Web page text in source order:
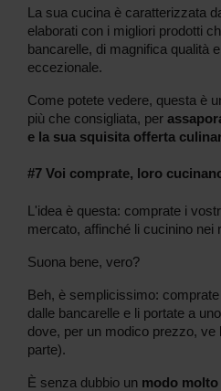
La sua cucina è caratterizzata
elaborati con i migliori prodotti
bancarelle, di magnifica qualità
eccezionale.
Come potete vedere, questa è
più che consigliata, per
e la sua squisita offerta
#7 Voi comprate, loro
L'idea è questa: comprate i
mercato, affinché li cucinino nei
Suona bene, vero?
Beh, è semplicissimo:
dalle bancarelle e li portate a
dove, per un modico prezzo, ve
parte).
È senza dubbio un modo